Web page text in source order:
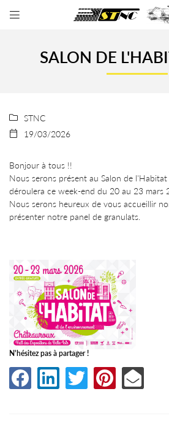

02 54 34 91 12
Adresse email de réception
l'adresse email indiqué ci-dessus. Vous pouvez vous
SALON DE
 STNC
 19/03/2026
Bonjour à tous !!
Nous serons présent au Salon de
déroulera ce week-end du 20 au 23 mars
Nous serons heureux de vous accueillir
présenter notre panel de granulats.
N'hésitez pas à partager !